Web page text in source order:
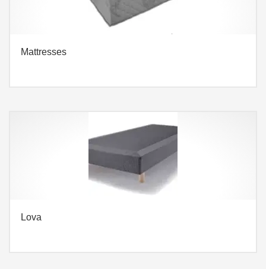
Mattresses
Lova